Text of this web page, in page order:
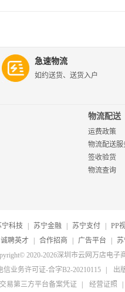
急速物流
如约送货、送货入户
物流配送
运费政策
物流配送服
签收验货
物流查询
宁科技 苏宁金融 苏宁支付 PP
诚聘英才 合作招商 广告平台
2020-2026深圳市云网万店电子
信业务许可证-合字B2-20210115
出
易第三方平台备案凭证
经营证照